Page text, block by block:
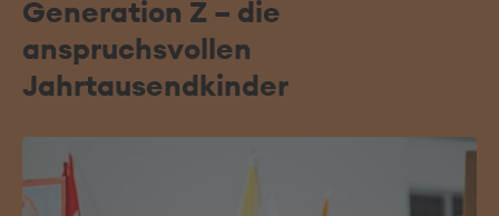
Generation Z – die
anspruchsvollen
Jahrtausendkinder